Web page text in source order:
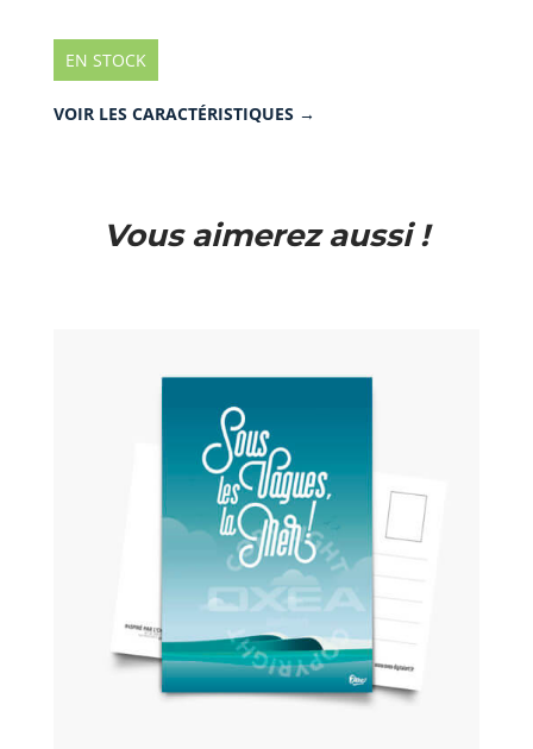
EN STOCK
VOIR LES CARACTÉRISTIQUES →
Vous aimerez aussi !